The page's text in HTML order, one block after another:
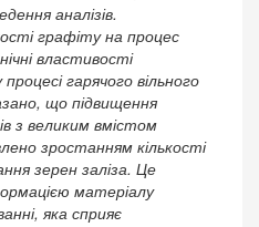
аналізів.
графіту на процес
властивості
гарячого вільного
що підвищення
з великим вмістом
зростанням кількості
зерен заліза. Це
матеріалу
яка сприяє